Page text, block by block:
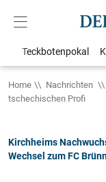
Teckbotenpokal
Home Nachrichten
tschechischen Profi
Kirchheims
Wechsel zum FC